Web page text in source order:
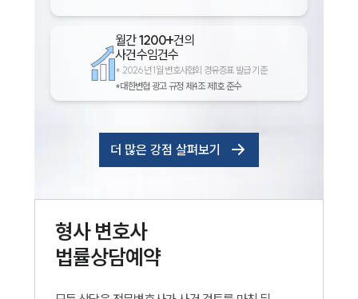
월간1200+건의
사건수임건수
* 2026년 1월 변호사협회 경유증표 발급 기준
*대한변협 광고 규정 제4조 제1호 준수
더 많은 강점 살펴보기
형사변호사
법률상담예약